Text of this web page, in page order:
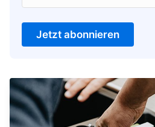
Jetzt abonnieren